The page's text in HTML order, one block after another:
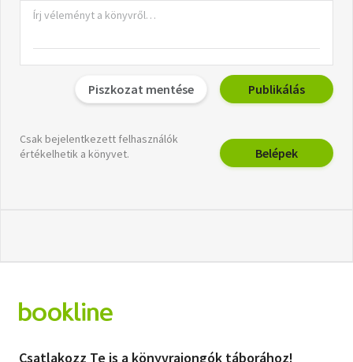
Piszkozat mentése Publikálás
Csak bejelentkezett felhasználók
értékelhetik a könyvet.
Belépek
Csatlakozz Te is a könyvrajongók táborához!